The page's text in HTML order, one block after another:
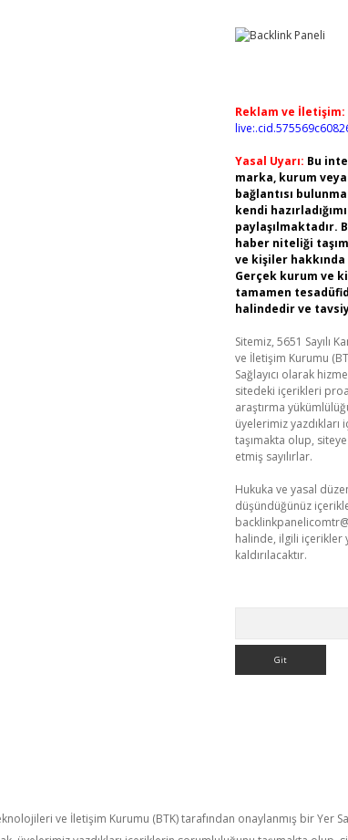
Reklam ve İletişim:
Yasal Uyarı: Bu
marka, kurum
bağlantısı
kendi
paylaşılmaktadır.
haber niteliği
ve kişiler hakkında
Gerçek kurum ve
tamamen
halindedir ve
Sitemiz, 5651 Sayılı
ve İletişim Kurumu
Sağlayıcı olarak
sitedeki içerikleri
araştırma
üyelerimiz
taşımakta olup,
etmiş sayılırlar.
Hukuka ve yasal
düşündüğünüz
halinde, ilgili içerikler
kaldırılacaktır.
ve İletişim Kurumu (BTK) tarafından onaylanmış bir Yer